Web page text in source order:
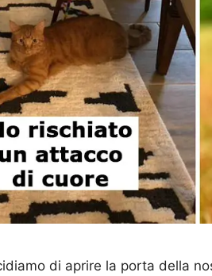
di aprire la porta della